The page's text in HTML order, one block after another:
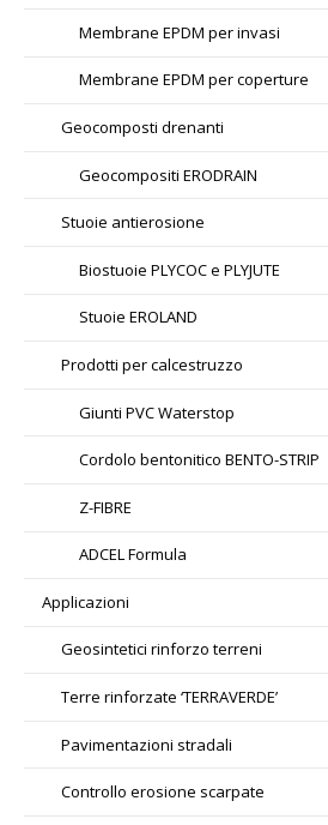
Membrane EPDM per invasi
Membrane EPDM per coperture
Geocomposti drenanti
Geocompositi ERODRAIN
Stuoie antierosione
Biostuoie PLYCOC e PLYJUTE
Stuoie EROLAND
Prodotti per calcestruzzo
Giunti PVC Waterstop
Cordolo bentonitico BENTO-STRIP
Z-FIBRE
ADCEL Formula
Applicazioni
Geosintetici rinforzo terreni
Terre rinforzate ‘TERRAVERDE’
Pavimentazioni stradali
Controllo erosione scarpate